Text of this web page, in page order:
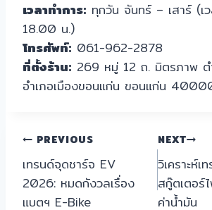
เวลาทำการ: ทุกวัน จันทร์ – เสาร์ (
18.00 น.)
โทรศัพท์: 061-962-2878
ที่ตั้งร้าน: 269 หมู่ 12 ถ. มิตรภาพ ต
อำเภอเมืองขอนแก่น ขอนแก่น
แนะแนว
เรื่อง
PREVIOUS
เทรนด์จุดชาร์จ EV
2026: หมดกังวลเรื่อง
แบตฯ E-Bike
NEXT
วิเคราะห์
สกู๊ตเตอร์
ค่าน้ำมัน